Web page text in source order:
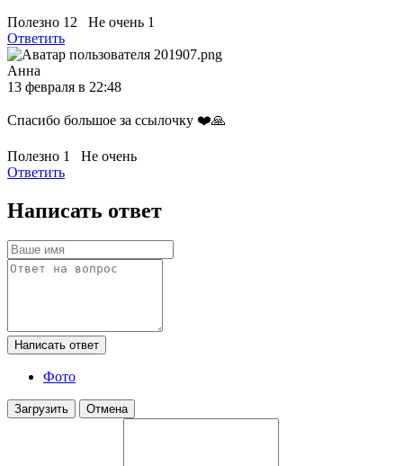
Полезно 12 Не очень 1
Ответить
Анна
13 февраля в 22:48
Спасибо большое за ссылочку ❤️🙏
Полезно 1
Не очень
Ответить
Написать ответ
Написать ответ
Фото
Загрузить Отмена